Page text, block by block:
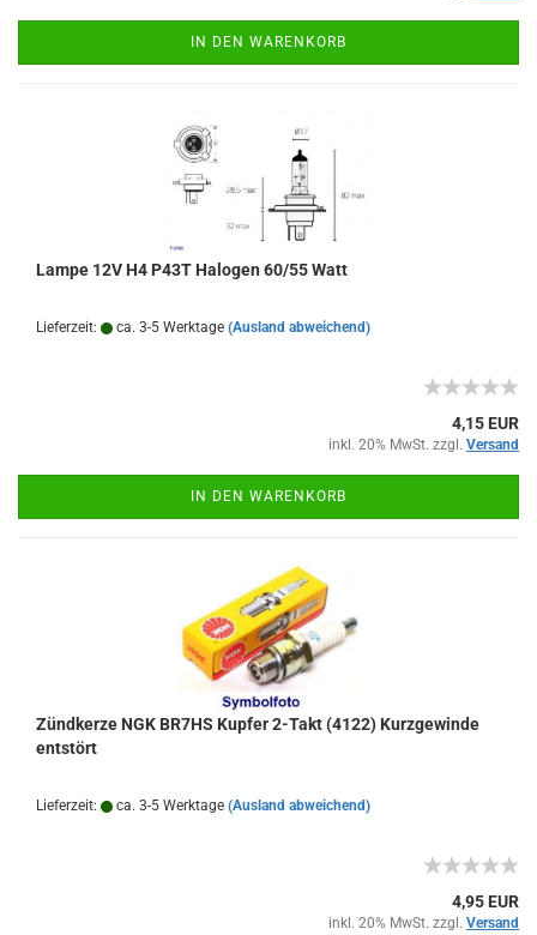
IN DEN WARENKORB
Lampe 12V H4 P43T Halogen 60/55 Watt
Lieferzeit: ca. 3-5 Werktage (Ausland abweichend)
4,15 EUR
inkl. 20% MwSt. zzgl. Versand
IN DEN WARENKORB
Zündkerze NGK BR7HS Kupfer 2-Takt (4122) Kurzgewinde
entstört
Lieferzeit: ca. 3-5 Werktage (Ausland abweichend)
4,95 EUR
inkl. 20% MwSt. zzgl. Versand